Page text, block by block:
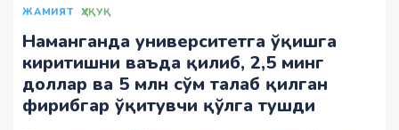
ЖАМИЯТ ҲУҚУҚ
Наманганда университетга ўқишга
киритишни ваъда қилиб, 2,5 минг
доллар ва 5 млн сўм талаб қилган
фирибгар ўқитувчи қўлга тушди